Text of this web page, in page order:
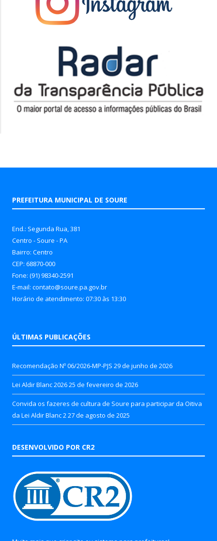
PREFEITURA MUNICIPAL DE SOURE
End.: Segunda Rua, 381
Centro - Soure - PA
Bairro: Centro
CEP: 68870-000
Fone: (91) 98340-2591
E-mail: contato@soure.pa.gov.br
Horário de atendimento: 07:30 às 13:30
ÚLTIMAS PUBLICAÇÕES
Recomendação Nº 06/2026-MP-PJS 29 de junho de 2026
Lei Aldir Blanc 202625 de fevereiro de 2026
Convida os fazeres de cultura de Soure para participar da Oitiva
da Lei Aldir Blanc 227 de agosto de 2025
DESENVOLVIDO POR CR2